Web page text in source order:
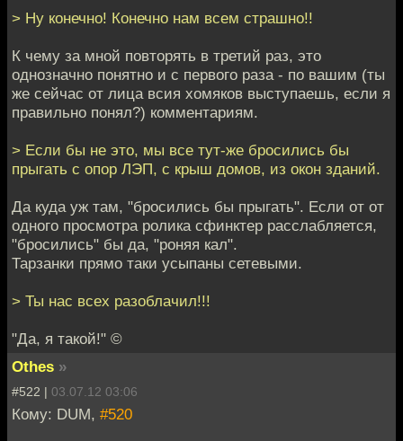
> Ну конечно! Конечно нам всем страшно!!
К чему за мной повторять в третий раз, это
однозначно понятно и с первого раза - по вашим (ты
же сейчас от лица всия хомяков выступаешь, если я
правильно понял?) комментариям.
> Если бы не это, мы все тут-же бросились бы
прыгать с опор ЛЭП, с крыш домов, из окон зданий.
Да куда уж там, "бросились бы прыгать". Если от от
одного просмотра ролика сфинктер расслабляется,
"бросились" бы да, "роняя кал".
Тарзанки прямо таки усыпаны сетевыми.
> Ты нас всех разоблачил!!!
"Да, я такой!" ©
Othes »
#522 | 03.07.12 03:06
Кому: DUM, #520